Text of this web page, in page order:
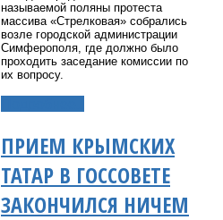
называемой поляны протеста
массива «Стрелковая» собрались
возле городской администрации
Симферополя, где должно было
проходить заседание комиссии по
их вопросу.
ПРИЕМ КРЫМСКИХ
ТАТАР В ГОССОВЕТЕ
ЗАКОНЧИЛСЯ НИЧЕМ